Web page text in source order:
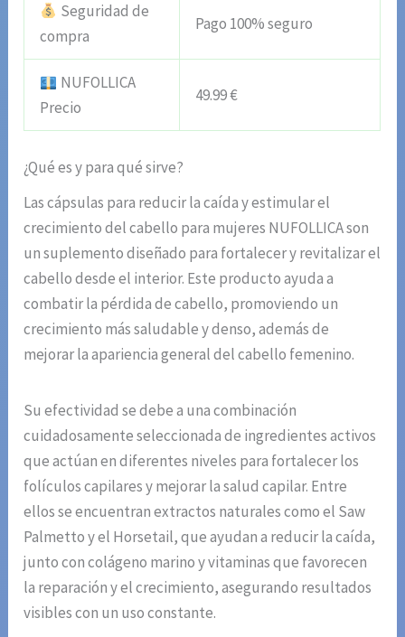
Seguridad de
compra
Pago 100% seguro
NUFOLLICA
Precio
49.99 €
¿Qué es y para qué sirve?
Las cápsulas para reducir la caída y estimular el
crecimiento del cabello para mujeres NUFOLLICA son
un suplemento diseñado para fortalecer y revitalizar el
cabello desde el interior. Este producto ayuda a
combatir la pérdida de cabello, promoviendo un
crecimiento más saludable y denso, además de
mejorar la apariencia general del cabello femenino.
Su efectividad se debe a una combinación
cuidadosamente seleccionada de ingredientes activos
que actúan en diferentes niveles para fortalecer los
folículos capilares y mejorar la salud capilar. Entre
ellos se encuentran extractos naturales como el Saw
Palmetto y el Horsetail, que ayudan a reducir la caída,
junto con colágeno marino y vitaminas que favorecen
la reparación y el crecimiento, asegurando resultados
visibles con un uso constante.